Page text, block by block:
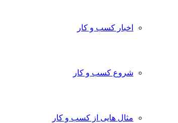
اخبار کسب و کار
شروع کسب و کار
مثال هایی از کسب و کار